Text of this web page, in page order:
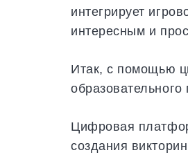
интегрирует
интересным и
Итак, с помощью
Цифровая
создания